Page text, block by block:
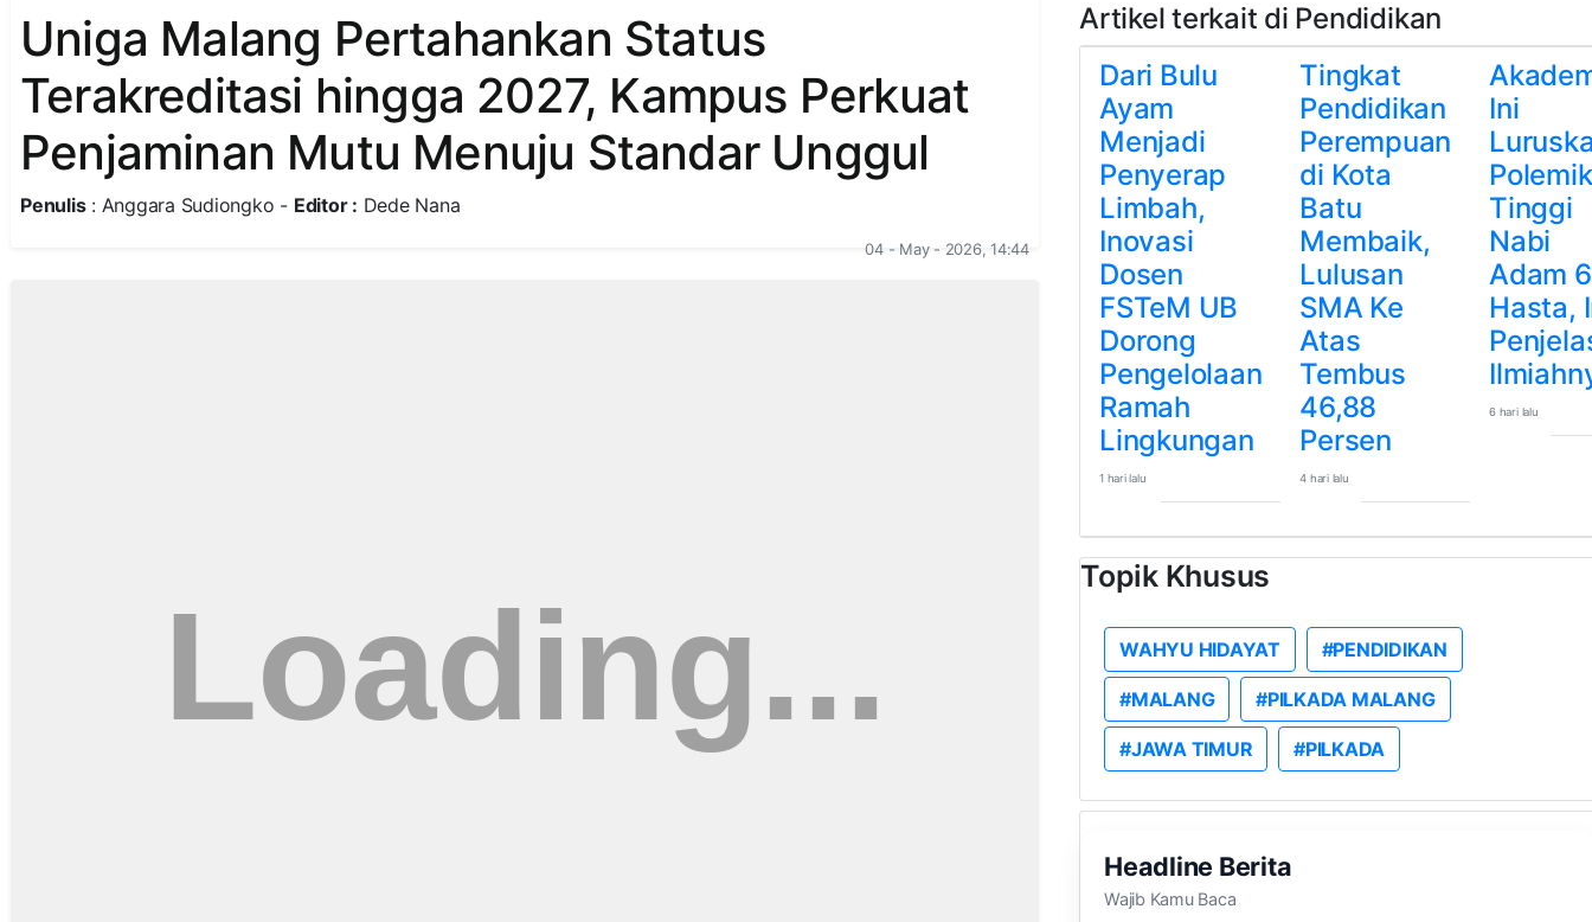
Uniga Malang Pertahankan Status
Terakreditasi hingga 2027, Kampus Perkuat
Penjaminan Mutu Menuju Standar Unggul
Penulis: Anggara Sudiongko - Editor : Dede Nana
04 - May - 2026, 14:44
Artikel terkait di Pendidikan
Dari Bulu
Ayam
Menjadi
Penyerap
Limbah,
Inovasi
Dosen
FSTeM UB
Dorong
Pengelolaan
Ramah
Lingkungan
1 hari lalu
Tingkat
Pendidikan
Perempuan
di Kota
Batu
Membaik,
Lulusan
SMA Ke
Atas
Tembus
46,88
Persen
4 hari lalu
Ini
Polemik
Tinggi
Nabi
Adam
Hasta,
6 hari lalu
Topik Khusus
WAHYU HIDAYAT #PENDIDIKAN
#MALANG #PILKADA MALANG
#JAWA TIMUR #PILKADA
Headline Berita
Wajib Kamu Baca